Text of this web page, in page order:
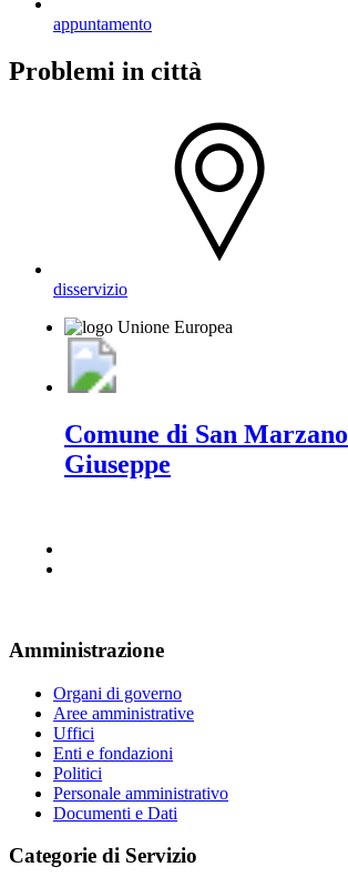
appuntamento
Problemi in città
disservizio
Comune di San
Giuseppe
Amministrazione
Organi di governo
Aree amministrative
Uffici
Enti e fondazioni
Politici
Personale amministrativo
Documenti e Dati
Categorie di Servizio